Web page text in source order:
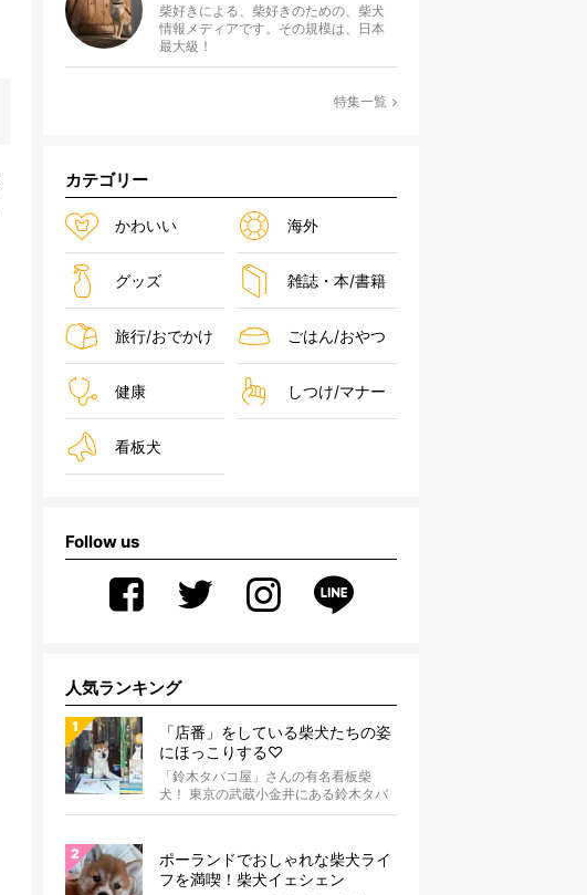
柴好きによる、柴好きのための、柴犬
情報メディアです。その規模は、日本
最大級！
特集一覧
カテゴリー
かわいい 海外
グッズ 雑誌・本/書籍
旅行/おでかけ ごはん/おやつ
健康 しつけ/マナー
看板犬
Follow us
人気ランキング
「店番」をしている柴犬たちの姿
にほっこりする♡
「鈴木タバコ屋」さんの有名看板柴
犬！ 東京の武蔵小金井にある鈴木タバ
コ屋さん。その店先には有名な看板柴
ポーランドでおしゃれな柴犬ライ
フを満喫！柴犬イェシェン